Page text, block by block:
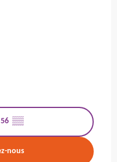
▒▒
nous